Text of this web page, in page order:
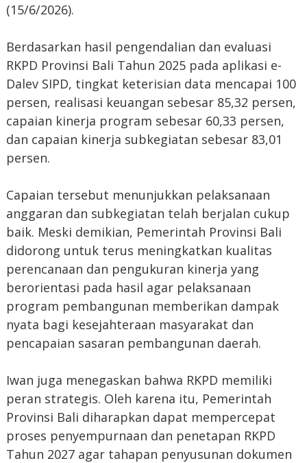
(15/6/2026).
Berdasarkan hasil pengendalian dan evaluasi
RKPD Provinsi Bali Tahun 2025 pada aplikasi e-
Dalev SIPD, tingkat keterisian data mencapai 100
persen, realisasi keuangan sebesar 85,32 persen,
capaian kinerja program sebesar 60,33 persen,
dan capaian kinerja subkegiatan sebesar 83,01
persen.
Capaian tersebut menunjukkan pelaksanaan
anggaran dan subkegiatan telah berjalan cukup
baik. Meski demikian, Pemerintah Provinsi Bali
didorong untuk terus meningkatkan kualitas
perencanaan dan pengukuran kinerja yang
berorientasi pada hasil agar pelaksanaan
program pembangunan memberikan dampak
nyata bagi kesejahteraan masyarakat dan
pencapaian sasaran pembangunan daerah.
Iwan juga menegaskan bahwa RKPD memiliki
peran strategis. Oleh karena itu, Pemerintah
Provinsi Bali diharapkan dapat mempercepat
proses penyempurnaan dan penetapan RKPD
Tahun 2027 agar tahapan penyusunan dokumen